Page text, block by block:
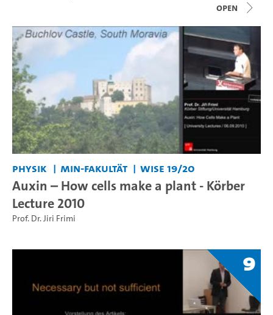
open
Physik MIN-Fakultät WiSe 19/20
Auxin – How cells make a plant - Körber
Lecture 2010
Prof. Dr. Jiri Frimi
9